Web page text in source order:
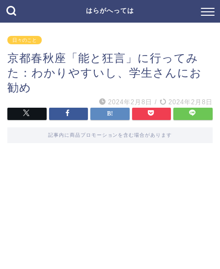
はらがへっては
日々のこと
京都春秋座「能と狂言」に行ってみ
た：わかりやすいし、学生さんにお
勧め
2024年2月8日 / 2024年2月8日
記事内に商品プロモーションを含む場合があります